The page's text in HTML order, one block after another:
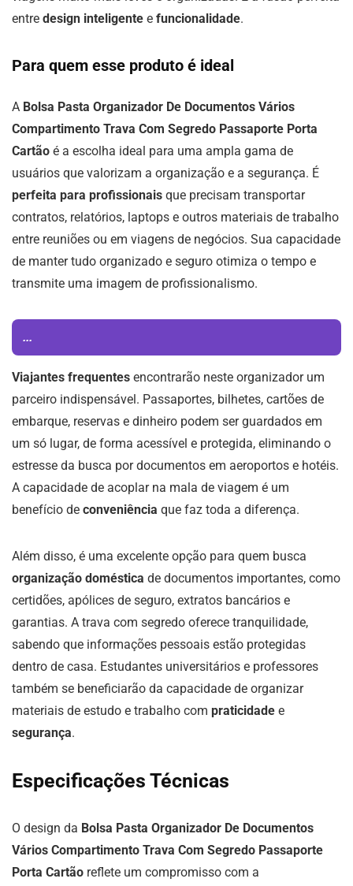
entre design inteligente e funcionalidade.
Para quem esse produto é ideal
A Bolsa Pasta Organizador De Documentos Vários
Compartimento Trava Com Segredo Passaporte Porta
Cartão é a escolha ideal para uma ampla gama de
usuários que valorizam a organização e a segurança. É
perfeita para profissionais que precisam transportar
contratos, relatórios, laptops e outros materiais de trabalho
entre reuniões ou em viagens de negócios. Sua capacidade
de manter tudo organizado e seguro otimiza o tempo e
transmite uma imagem de profissionalismo.
...
Viajantes frequentes encontrarão neste organizador um
parceiro indispensável. Passaportes, bilhetes, cartões de
embarque, reservas e dinheiro podem ser guardados em
um só lugar, de forma acessível e protegida, eliminando o
estresse da busca por documentos em aeroportos e hotéis.
A capacidade de acoplar na mala de viagem é um
benefício de conveniência que faz toda a diferença.
Além disso, é uma excelente opção para quem busca
organização doméstica de documentos importantes, como
certidões, apólices de seguro, extratos bancários e
garantias. A trava com segredo oferece tranquilidade,
sabendo que informações pessoais estão protegidas
dentro de casa. Estudantes universitários e professores
também se beneficiarão da capacidade de organizar
materiais de estudo e trabalho com praticidade e
segurança.
Especificações Técnicas
O design da Bolsa Pasta Organizador De Documentos
Vários Compartimento Trava Com Segredo Passaporte
Porta Cartão reflete um compromisso com a